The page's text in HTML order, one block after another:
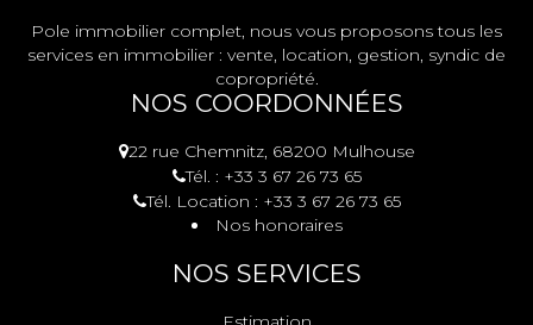
Pole immobilier complet, nous vous proposons tous les
services en immobilier : vente, location, gestion, syndic de
copropriété.
NOS COORDONNÉES
22 rue Chemnitz, 68200 Mulhouse
Tél. : +33 3 67 26 73 65
Tél. Location : +33 3 67 26 73 65
Nos honoraires
NOS SERVICES